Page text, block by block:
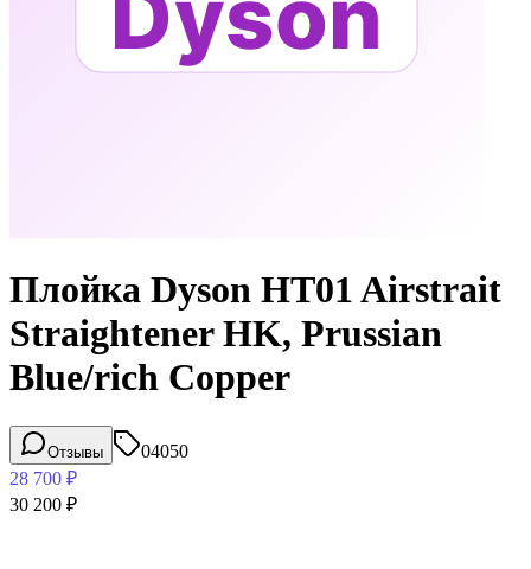
Плойка Dyson HT01 Airstrait
Straightener HK, Prussian
Blue/rich Copper
Отзывы
04050
28 700 ₽
30 200 ₽